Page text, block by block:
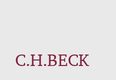
C.H.BECK